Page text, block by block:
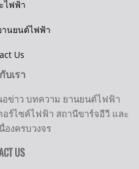
ไฟฟ้า
นยนต์ไฟฟ้า
Us
บเรา
นอข่าว บทความ ยานยนต์ไฟฟ้า
ร์ไซค์ไฟฟ้า สถานีขาร์จอีวี และ
งครบวงจร
US